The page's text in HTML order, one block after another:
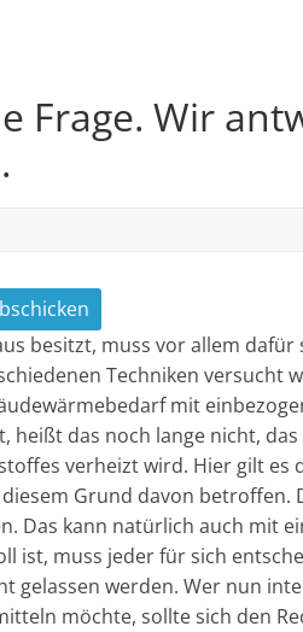
Frage. Wir
besitzt, muss vor allem
Techniken versucht
mit
heißt das noch lange nicht,
verheizt wird. Hier gilt
Grund davon betroffen.
Das kann natürlich auch mit
ist, muss jeder für sich
gelassen werden. Wer nun
möchte, sollte sich den